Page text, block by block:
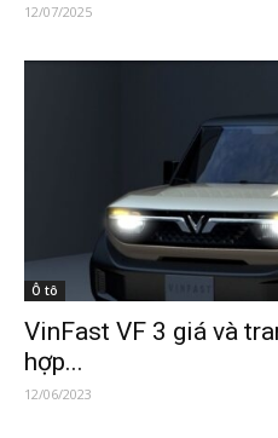
12/07/2025
Ô tô
VinFast VF 3 giá và
hợp...
12/06/2023